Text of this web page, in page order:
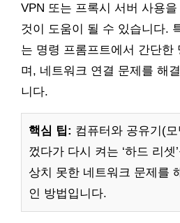
VPN 또는 프록시 서버 사용
것이 도움이 될 수 있습니다.
는 명령 프롬프트에서 간단한
며, 네트워크 연결 문제를 해
니다.
핵심 팁: 컴퓨터와 공유기(
껐다가 다시 켜는 ‘하드 리셋
상치 못한 네트워크 문제를
인 방법입니다.